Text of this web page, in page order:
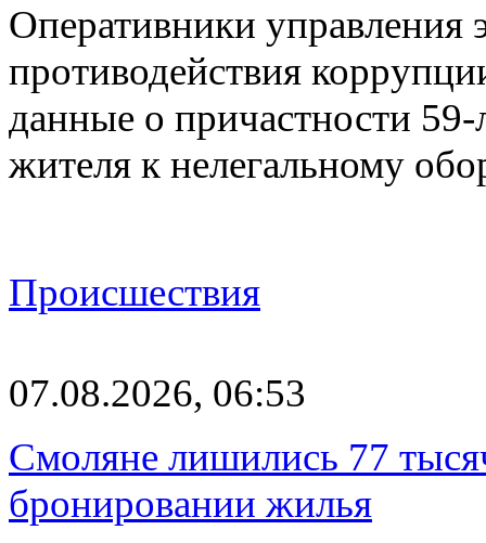
Оперативники управления
противодействия
данные о причастности 59-
жителя к нелегальному
Происшествия
07.08.2026, 06:53
Смоляне лишились 77
бронировании жилья